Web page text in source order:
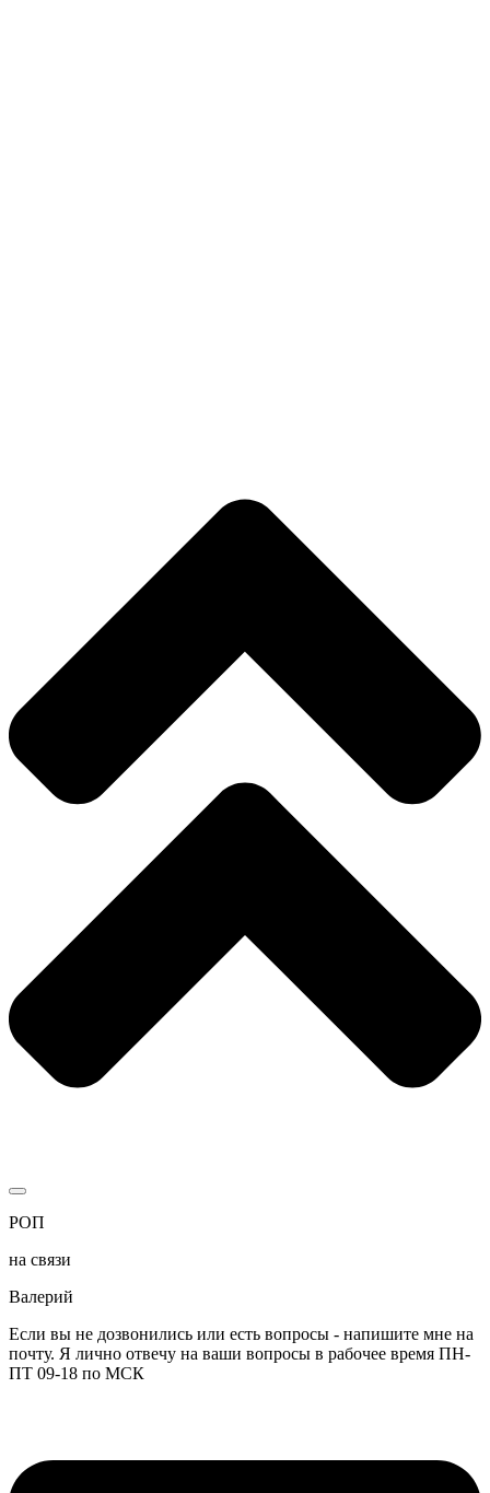
РОП
на связи
Валерий
Если вы не дозвонились или есть вопросы - напишите мне на
почту. Я лично отвечу на ваши вопросы в рабочее время ПН-
ПТ 09-18 по МСК